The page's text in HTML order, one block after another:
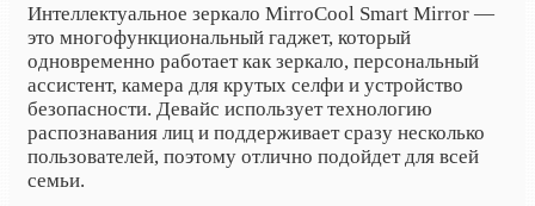
Интеллектуальное зеркало MirroCool Smart Mirror —
это многофункциональный гаджет, который
одновременно работает как зеркало, персональный
ассистент, камера для крутых селфи и устройство
безопасности. Девайс использует технологию
распознавания лиц и поддерживает сразу несколько
пользователей, поэтому отлично подойдет для всей
семьи.